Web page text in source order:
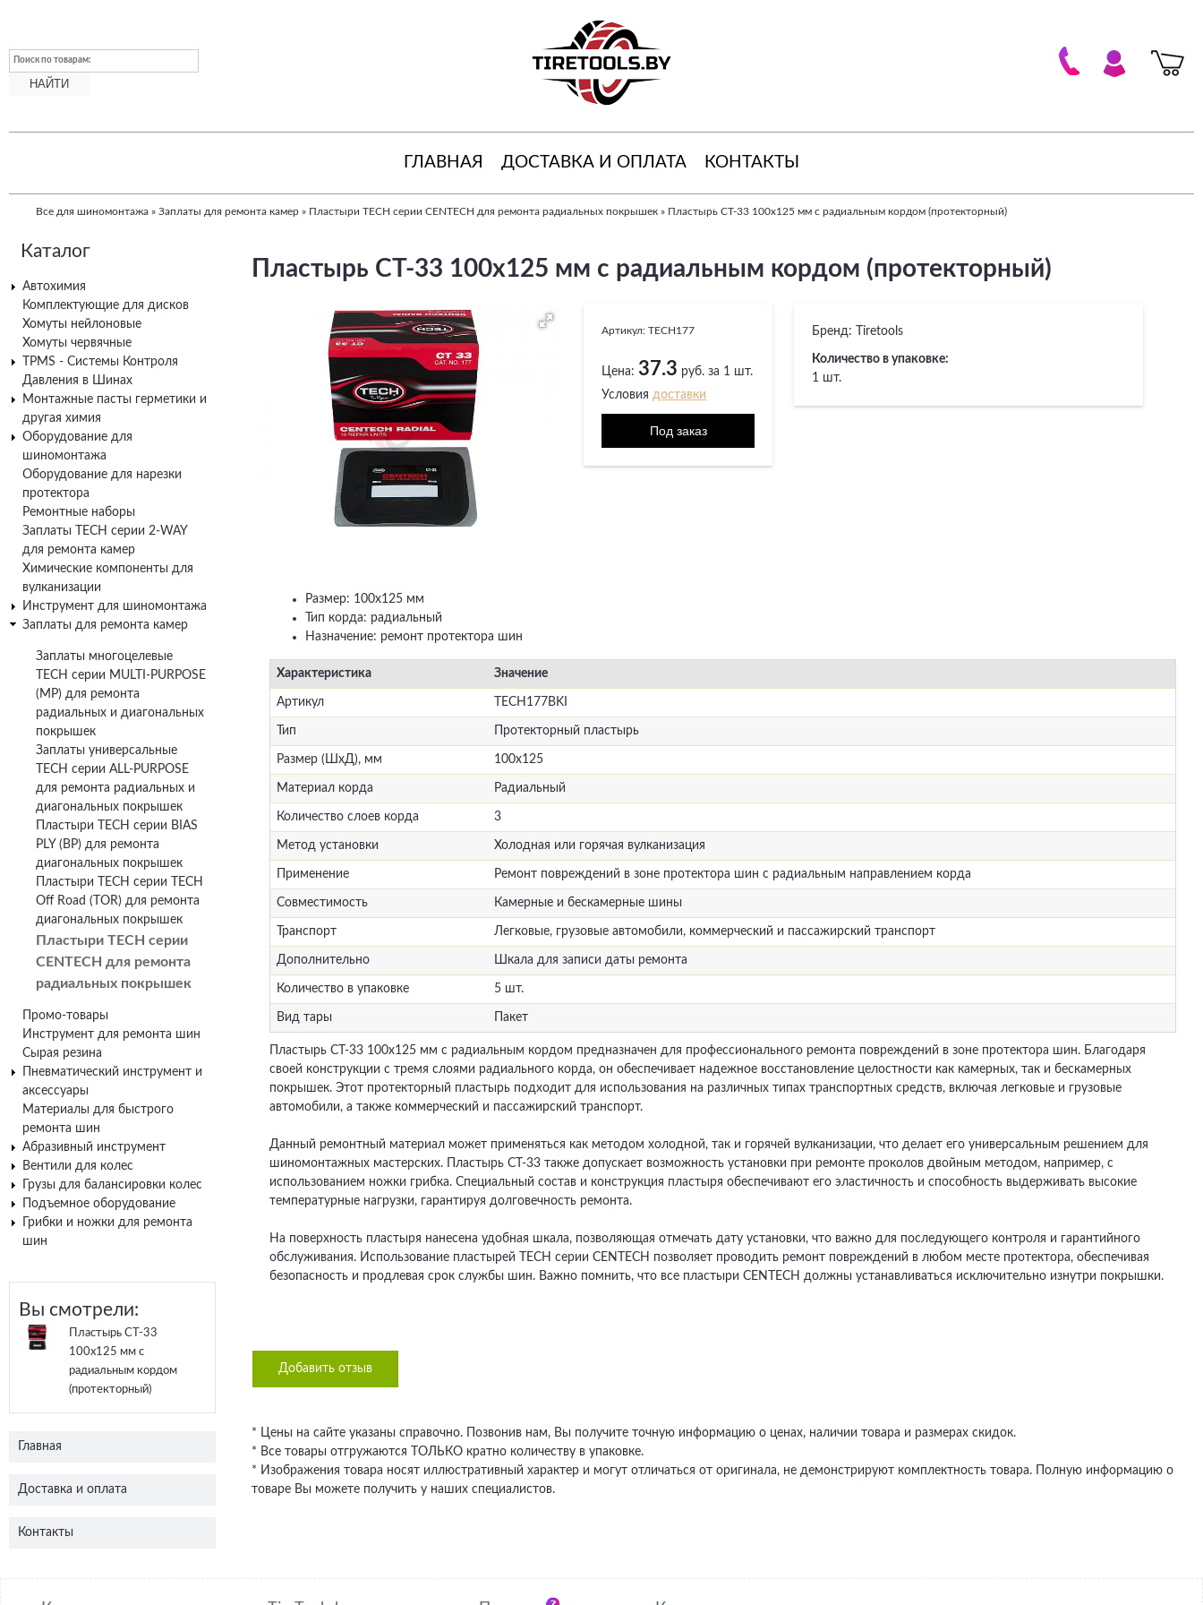
Поиск по товарам:
ГЛАВНАЯ ДОСТАВКА И ОПЛАТА КОНТАКТЫ
здесь
Все для шиномонтажа » Заплаты для ремонта камер » Пластыри TECH серии CENTECH для ремонта радиальных покрышек » Пластырь СТ-33 100х125 мм с радиальным кордом (протекторный)
Пластырь СТ-33 100х125 мм с радиальным кордом (протекторный)
Артикул:TECH177
Цена: 37.3 руб. за 1 шт.
Условиядоставки
Бренд: Tiretools
Количество в упаковке:
1 шт.
Размер: 100х125 мм
Тип корда: радиальный
Назначение: ремонт протектора шин
Характеристика Значение
Артикул TECH177BKI
Тип Протекторный пластырь
Размер (ШхД), мм 100х125
Материал корда Радиальный
Количество слоев корда 3
Метод установки Холодная или горячая вулканизация
Применение Ремонт повреждений в зоне протектора шин с радиальным направлением корда
Совместимость Камерные и бескамерные шины
Транспорт Легковые, грузовые автомобили, коммерческий и пассажирский транспорт
Дополнительно Шкала для записи даты ремонта
Количество в упаковке 5 шт.
Вид тары Пакет
Пластырь СТ-33 100х125 мм с радиальным кордом предназначен для профессионального ремонта повреждений в зоне протектора шин. Благодаря
своей конструкции с тремя слоями радиального корда, он обеспечивает надежное восстановление целостности как камерных, так и бескамерных
покрышек. Этот протекторный пластырь подходит для использования на различных типах транспортных средств, включая легковые и грузовые
автомобили, а также коммерческий и пассажирский транспорт.
Данный ремонтный материал может применяться как методом холодной, так и горячей вулканизации, что делает его универсальным решением для
шиномонтажных мастерских. Пластырь СТ-33 также допускает возможность установки при ремонте проколов двойным методом, например, с
использованием ножки грибка. Специальный состав и конструкция пластыря обеспечивают его эластичность и способность выдерживать высокие
температурные нагрузки, гарантируя долговечность ремонта.
На поверхность пластыря нанесена удобная шкала, позволяющая отмечать дату установки, что важно для последующего контроля и гарантийного
обслуживания. Использование пластырей TECH серии CENTECH позволяет проводить ремонт повреждений в любом месте протектора, обеспечивая
безопасность и продлевая срок службы шин. Важно помнить, что все пластыри CENTECH должны устанавливаться исключительно изнутри покрышки.
Добавить отзыв
* Цены на сайте указаны справочно. Позвонив нам, Вы получите точную информацию о ценах, наличии товара и размерах скидок.
* Все товары отгружаются ТОЛЬКО кратно количеству в упаковке.
* Изображения товара носят иллюстративный характер и могут отличаться от оригинала, не демонстрируют комплектность товара. Полную информацию о
товаре Вы можете получить у наших специалистов.
Каталог
Автохимия
Комплектующие для дисков
Хомуты нейлоновые
Хомуты червячные
TPMS - Системы Контроля
Давления в Шинах
Монтажные пасты герметики и
другая химия
Оборудование для
шиномонтажа
Оборудование для нарезки
протектора
Ремонтные наборы
Заплаты TECH серии 2-WAY
для ремонта камер
Химические компоненты для
вулканизации
Инструмент для шиномонтажа
Заплаты для ремонта камер
Заплаты многоцелевые
TECH серии MULTI-PURPOSE
(MP) для ремонта
радиальных и диагональных
покрышек
Заплаты универсальные
TECH серии ALL-PURPOSE
для ремонта радиальных и
диагональных покрышек
Пластыри TECH серии BIAS
PLY (BP) для ремонта
диагональных покрышек
Пластыри TECH серии TECH
Off Road (TOR) для ремонта
диагональных покрышек
Пластыри TECH серии
CENTECH для ремонта
радиальных покрышек
Промо-товары
Инструмент для ремонта шин
Сырая резина
Пневматический инструмент и
аксессуары
Материалы для быстрого
ремонта шин
Абразивный инструмент
Вентили для колес
Грузы для балансировки колес
Подъемное оборудование
Грибки и ножки для ремонта
шин
Вы смотрели:
Пластырь СТ-33
100х125 мм с
радиальным кордом
(протекторный)
Главная
Доставка и оплата
Контакты